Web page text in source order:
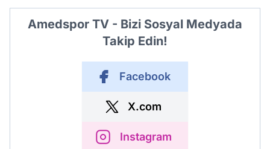
Amedspor TV - Bizi Sosyal Medyada
Takip Edin!
Facebook
X.com
Instagram